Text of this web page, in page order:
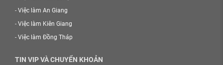
- Việc làm An Giang
- Việc làm Kiên Giang
- Việc làm Đồng Tháp
TIN VIP VÀ CHUYỂN KHOẢN